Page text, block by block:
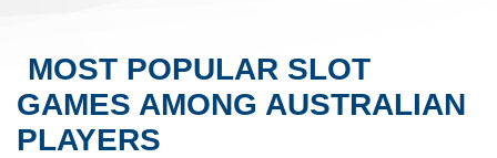
MOST POPULAR SLOT
GAMES AMONG AUSTRALIAN
PLAYERS